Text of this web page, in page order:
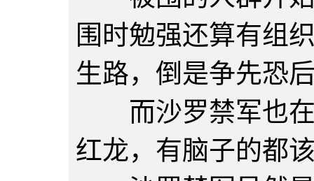
围时勉强还算有组
生路，倒是争先恐
而沙罗禁军也在
红龙，有脑子的都